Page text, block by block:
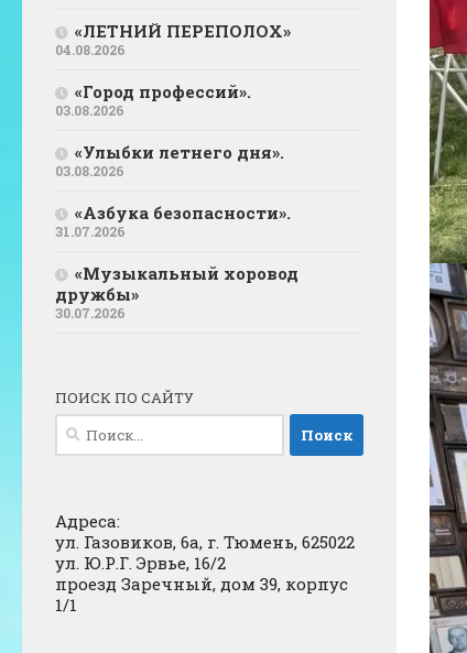
«ЛЕТНИЙ ПЕРЕПОЛОХ»
04.08.2026
«Город профессий».
03.08.2026
«Улыбки летнего дня».
03.08.2026
«Азбука безопасности».
31.07.2026
«Музыкальный хоровод
дружбы»
30.07.2026
ПОИСК ПО САЙТУ
Найти:
Адреса:
ул. Газовиков, 6а, г. Тюмень, 625022
ул. Ю.Р.Г. Эрвье, 16/2
проезд Заречный, дом 39, корпус
1/1